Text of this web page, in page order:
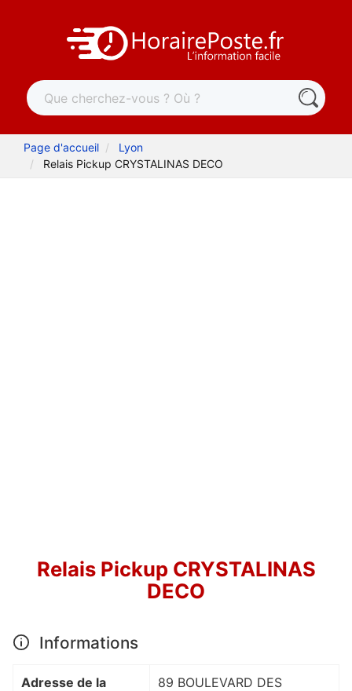
Page d'accueil
Lyon
Relais Pickup CRYSTALINAS DECO
Relais Pickup CRYSTALINAS
DECO
Informations
Adresse de la
89 BOULEVARD DES